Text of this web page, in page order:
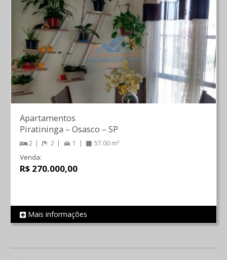
REF 43
Apartamentos
Piratininga – Osasco – SP
2 2 1 57.00 m²
Venda:
R$ 270.000,00
Mais informações